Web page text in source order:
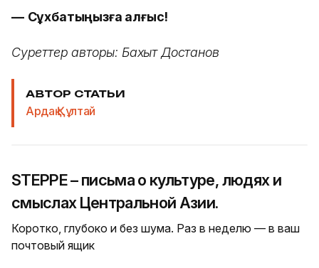
— Сұхбатыңызға алғыс!
Суреттер авторы: Бахыт Достанов
АВТОР СТАТЬИ
Ардақ Құлтай
STEPPE – письма о культуре, людях и
смыслах Центральной Азии.
Коротко, глубоко и без шума. Раз в неделю — в ваш
почтовый ящик